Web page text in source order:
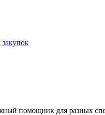
помощник для разных